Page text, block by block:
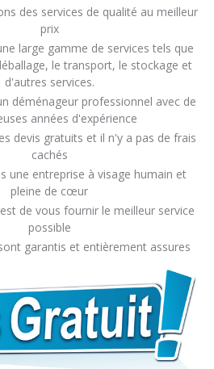
des services de qualité au meilleur
prix
large gamme de services tels que
le transport, le stockage et
d'autres services.
déménageur professionnel avec de
années d'expérience
devis gratuits et il n'y a pas de frais
cachés
une entreprise à visage humain et
pleine de cœur
de vous fournir le meilleur service
possible
garantis et entièrement assures